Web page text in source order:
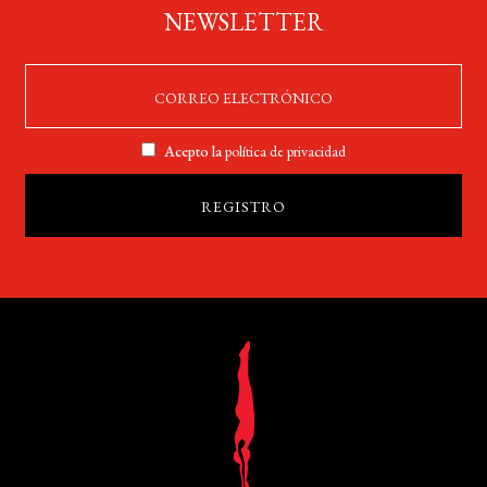
NEWSLETTER
Acepto lapolítica de privacidad